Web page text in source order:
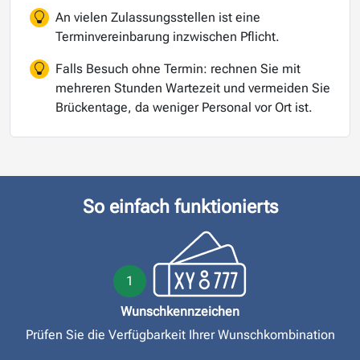
An vielen Zulassungsstellen ist eine
Terminvereinbarung inzwischen Pflicht.
Falls Besuch ohne Termin: rechnen Sie mit
mehreren Stunden Wartezeit und vermeiden Sie
Brückentage, da weniger Personal vor Ort ist.
So einfach funktionierts
1
Wunschkennzeichen
Prüfen Sie die Verfügbarkeit Ihrer Wunschkombination